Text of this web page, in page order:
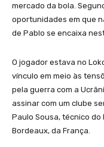
mercado da bola.
oportunidades em que
de Pablo se encaixa
O jogador estava no
vínculo em meio às
pela guerra com a
assinar com um clube
Paulo Sousa, técnico do
Bordeaux, da França.